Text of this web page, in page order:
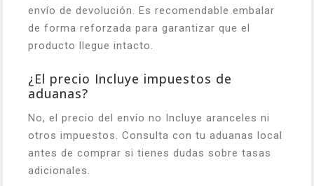
envío de devolución. Es recomendable embalar
de forma reforzada para garantizar que el
producto llegue intacto.
¿El precio Incluye impuestos de
aduanas?
No, el precio del envío no Incluye aranceles ni
otros impuestos. Consulta con tu aduanas local
antes de comprar si tienes dudas sobre tasas
adicionales.